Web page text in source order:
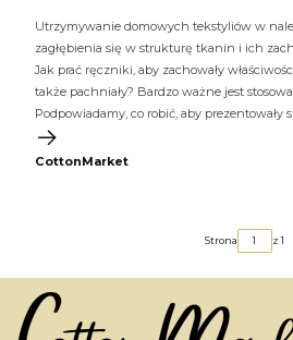
Utrzymywanie domowych tekstyliów w
zagłębienia się w strukturę tkanin i ich
Jak prać ręczniki, aby zachowały
także pachniały? Bardzo ważne jest
Podpowiadamy, co robić, aby prezentowały
CottonMarket
Strona z 1